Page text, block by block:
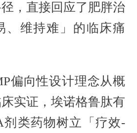
，直接回应了肥胖治
、维持难」的临床痛
向性设计理念从概
实证，埃诺格鲁肽有
剂类药物树立「疗效-